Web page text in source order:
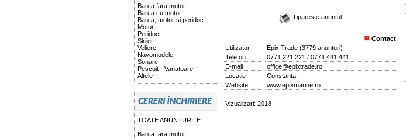
Barca fara motor
Barca cu motor
Barca, motor si peridoc
Motor
Peridoc
Skijet
Veliere
Navomodele
Sonare
Pescuit - Vanatoare
Altele
TOATE ANUNTURILE
Barca fara motor
Tipareste anuntul
Contact
Utilizator
Epix Trade(3779 anunturi)
Telefon
0771.221.221 / 0771.441.441
E-mail
office@epixtrade.ro
Locatie
Constanta
Website
www.epixmarine.ro
Vizualizari: 2018